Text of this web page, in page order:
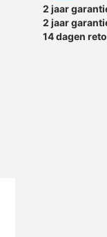
2 jaar
2 jaar
14 dagen